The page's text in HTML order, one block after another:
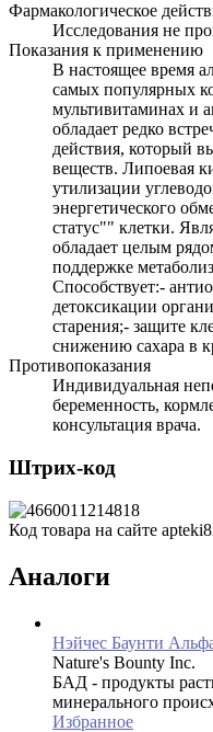
Фармакологическое
Исследования не
Показания к применению
В настоящее время
самых популярных
мультивитаминах и
обладает редко
действия, который
веществ. Липоевая
утилизации
энергетического
статус"" клетки.
обладает целым
поддержке
Способствует:-
детоксикации
старения;- защите
снижению сахара в
Противопоказания
Индивидуальная
беременность,
консультация врача.
Штрих-код
Код товара на сайте
Аналоги
Нэйчес Баунти
Nature's Bounty Inc.
БАД - продукты
минерального
Избранное